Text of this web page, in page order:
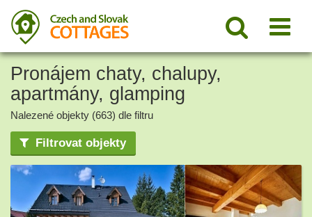
Pronájem chaty, chalupy,
apartmány, glamping
Nalezené objekty (663) dle filtru
Filtrovat objekty